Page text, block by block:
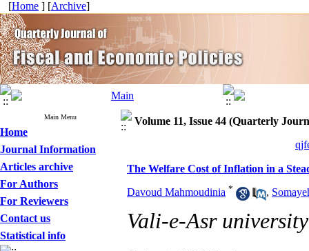
[Home ] [Archive]
Main Menu
Home
Journal Information
Articles archive
For Authors
For Reviewers
Contact us
Statistical info
Volume 11, Issue 44 (Quarterly
The Welfare Cost of Inflation in a
Davoud Mahmoudinia * ,
Vali-e-Asr